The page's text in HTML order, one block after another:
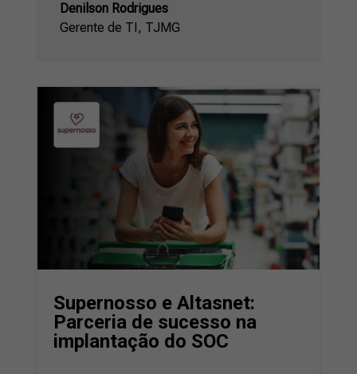
Denilson Rodrigues
Gerente de TI , TJMG
Supernosso e Altasnet:
Parceria de sucesso na
implantação do SOC